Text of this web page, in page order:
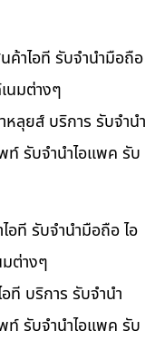
ค้าไอที รับจำนำมือถือ
นมต่างๆ
หลุยส์ บริการ รับจำนำ
ท์ รับจำนำไอแพค รับ
อที รับจำนำมือถือ ไอ
ต่างๆ
ที บริการ รับจำนำ
ท์ รับจำนำไอแพค รับ